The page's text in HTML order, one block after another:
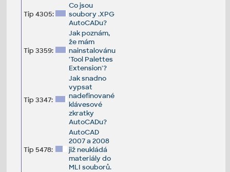
Tip 4305:
Co jsou
soubory .XPG
AutoCADu?
Tip 3359:
Jak poznám,
že mám
nainstalovánu
'Tool Palettes
Extension'?
Tip 3347:
Jak snadno
vypsat
nadefinované
klávesové
zkratky
AutoCADu?
Tip 5478:
AutoCAD
2007 a 2008
již neukládá
materiály do
MLI souborů.